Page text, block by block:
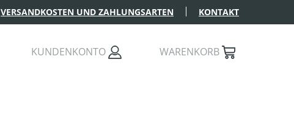
VERSANDKOSTEN UND ZAHLUNGSARTEN KONTAKT
KUNDENKONTO WARENKORB